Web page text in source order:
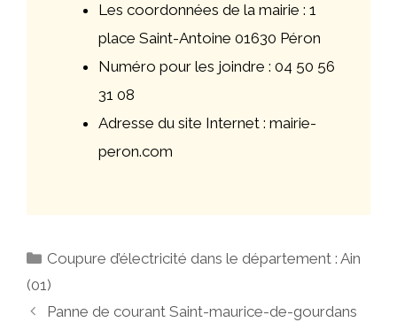
Les coordonnées de la mairie : 1
place Saint-Antoine 01630 Péron
Numéro pour les joindre : 04 50 56
31 08
Adresse du site Internet : mairie-
peron.com
Catégories
Coupure d’électricité dans le département : Ain
(01)
Navigation
Panne de courant Saint-maurice-de-gourdans